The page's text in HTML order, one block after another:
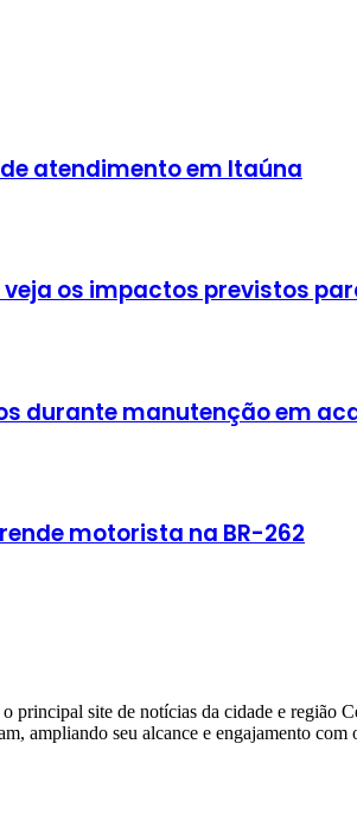
atendimento em Itaúna
os impactos previstos
durante manutenção em
motorista na BR-262
site de notícias da cidade e região
ampliando seu alcance e engajamento com